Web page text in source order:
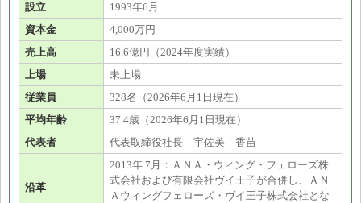
設立
1993年6月
資本金
4,000万円
売上高
16.6億円（2024年度実績）
上場
未上場
従業員
328名（2026年6月1日現在）
平均年齢
37.4歳（2026年6月1日現在）
代表者
代表取締役社長 宇佐美 香苗
沿革
2013年 7月：ＡＮＡ・ウィング・フェローズ株
式会社および有限会社ヴイ王子が合併し、ＡＮ
Ａウィングフェローズ・ヴイ王子株式会社とな